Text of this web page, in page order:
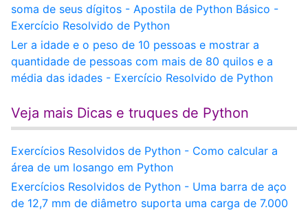
soma de seus dígitos - Apostila de Python Básico -
Exercício Resolvido de Python
Ler a idade e o peso de 10 pessoas e mostrar a
quantidade de pessoas com mais de 80 quilos e a
média das idades - Exercício Resolvido de Python
Veja mais Dicas e truques de Python
Exercícios Resolvidos de Python - Como calcular a
área de um losango em Python
Exercícios Resolvidos de Python - Uma barra de aço
de 12,7 mm de diâmetro suporta uma carga de 7.000